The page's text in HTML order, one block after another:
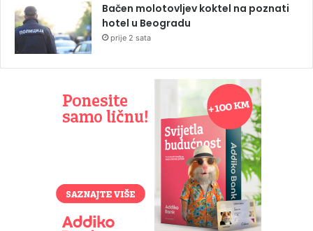
Bačen molotovljev koktel na poznati
hotel u Beogradu
prije 2 sata